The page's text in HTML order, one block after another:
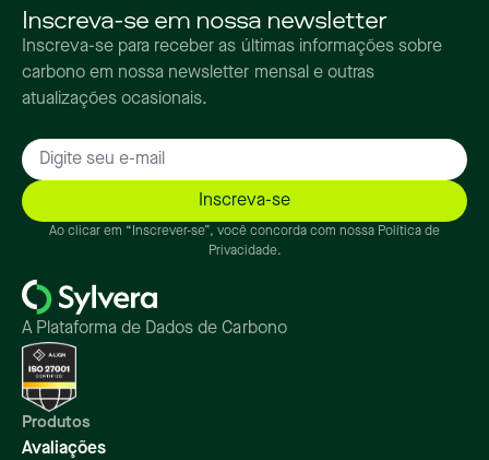
Inscreva-se em nossa newsletter
Inscreva-se para receber as últimas informações sobre
carbono em nossa newsletter mensal e outras
atualizações ocasionais.
Ao clicar em “Inscrever-se”, você concorda com nossa Política de
Privacidade.
A Plataforma de Dados de Carbono
Produtos
Avaliações